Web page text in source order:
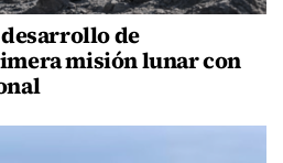
de
misión lunar con